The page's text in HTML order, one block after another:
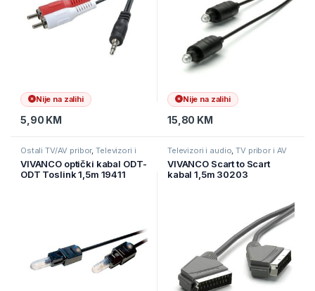
Nije na zalihi
5,90 KM
Nije na zalihi
15,80 KM
Ostali TV/AV pribor,Televizori i
TV pribor i AV kablovi
VIVANCO optički kabal ODT-
ODT Toslink 1,5m 19411
Televizori i audio,TV pribor i AV
VIVANCO Scart to Scart
kabal 1,5m 30203